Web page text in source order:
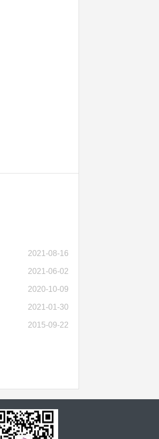
2021-08-16
2021-06-02
2020-10-09
2021-01-30
2015-09-22